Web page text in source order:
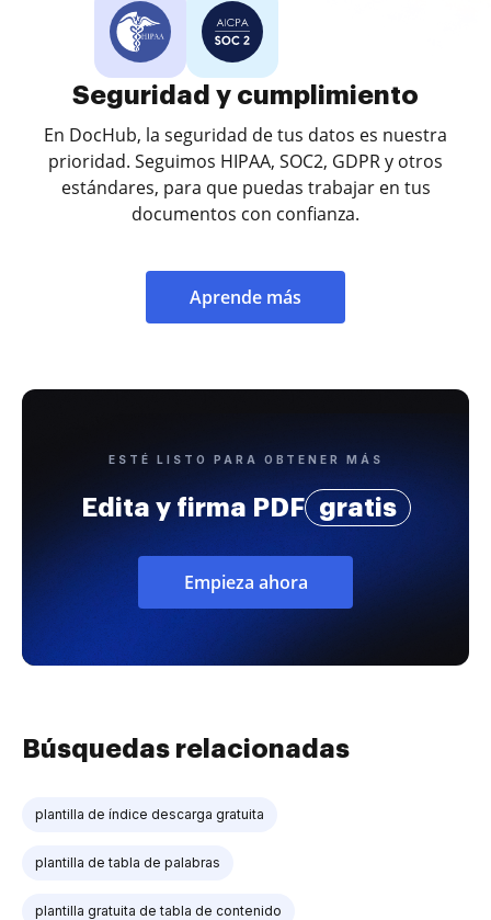
Seguridad y cumplimiento
En DocHub, la seguridad de tus datos es nuestra
prioridad. Seguimos HIPAA, SOC2, GDPR y otros
estándares, para que puedas trabajar en tus
documentos con confianza.
Aprende más
ESTÉ LISTO PARA OBTENER MÁS
Edita y firma PDF gratis
Empieza ahora
Búsquedas relacionadas
plantilla de índice descarga gratuita
plantilla de tabla de palabras
plantilla gratuita de tabla de contenido